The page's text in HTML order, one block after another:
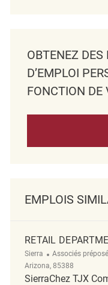
OBTENEZ
D’EMPLOI
FONCTION DE
EMPLOIS
RETAIL
Sierra Catégorie
Associés
Arizona, 85388
SierraChez TJX